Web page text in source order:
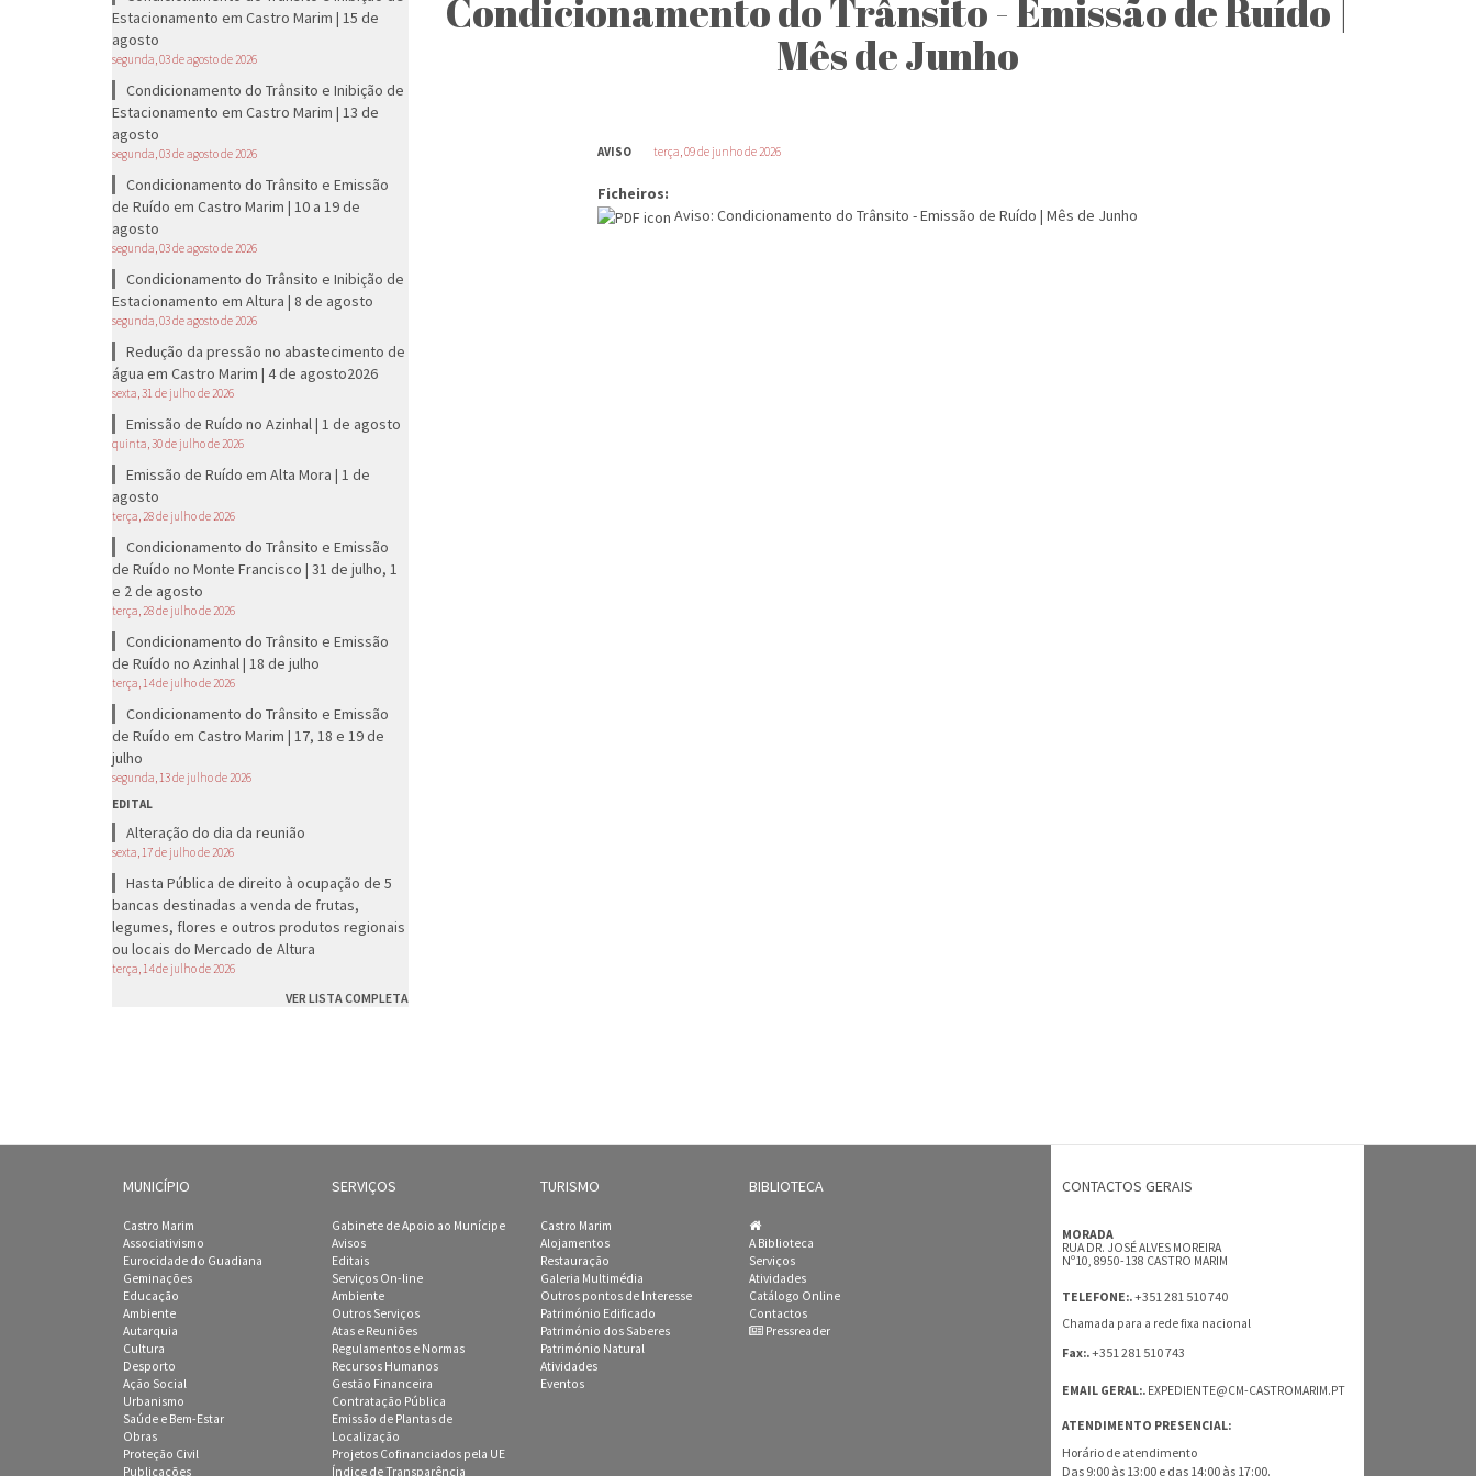
Estacionamento em Castro Marim | 15 de
agosto
segunda, 03 de agosto de 2026
Condicionamento do Trânsito e Inibição de
Estacionamento em Castro Marim | 13 de
agosto
segunda, 03 de agosto de 2026
Condicionamento do Trânsito e Emissão
de Ruído em Castro Marim | 10 a 19 de
agosto
segunda, 03 de agosto de 2026
Condicionamento do Trânsito e Inibição de
Estacionamento em Altura | 8 de agosto
segunda, 03 de agosto de 2026
Redução da pressão no abastecimento de
água em Castro Marim | 4 de agosto2026
sexta, 31 de julho de 2026
Emissão de Ruído no Azinhal | 1 de agosto
quinta, 30 de julho de 2026
Emissão de Ruído em Alta Mora | 1 de
agosto
terça, 28 de julho de 2026
Condicionamento do Trânsito e Emissão
de Ruído no Monte Francisco | 31 de julho, 1
e 2 de agosto
terça, 28 de julho de 2026
Condicionamento do Trânsito e Emissão
de Ruído no Azinhal | 18 de julho
terça, 14 de julho de 2026
Condicionamento do Trânsito e Emissão
de Ruído em Castro Marim | 17, 18 e 19 de
julho
segunda, 13 de julho de 2026
EDITAL
Alteração do dia da reunião
sexta, 17 de julho de 2026
Hasta Pública de direito à ocupação de 5
bancas destinadas a venda de frutas,
legumes, flores e outros produtos regionais
ou locais do Mercado de Altura
terça, 14 de julho de 2026
VER LISTA COMPLETA
Condicionamento do Trânsito - Emissão de Ruído |
Mês de Junho
AVISO terça, 09 de junho de 2026
Ficheiros:
Aviso: Condicionamento do Trânsito - Emissão de Ruído | Mês de Junho
MUNICÍPIO
Castro Marim
Associativismo
Eurocidade do Guadiana
Geminações
Educação
Ambiente
Autarquia
Cultura
Desporto
Ação Social
Urbanismo
Saúde e Bem-Estar
Obras
Proteção Civil
Publicações
SERVIÇOS
Gabinete de Apoio ao Munícipe
Avisos
Editais
Serviços On-line
Ambiente
Outros Serviços
Atas e Reuniões
Regulamentos e Normas
Recursos Humanos
Gestão Financeira
Contratação Pública
Emissão de Plantas de
Localização
Projetos Cofinanciados pela UE
Índice de Transparência
TURISMO
Castro Marim
Alojamentos
Restauração
Galeria Multimédia
Outros pontos de Interesse
Património Edificado
Património dos Saberes
Património Natural
Atividades
Eventos
BIBLIOTECA
A Biblioteca
Serviços
Atividades
Catálogo Online
Contactos
Pressreader
CONTACTOS GERAIS
MORADA
RUA DR. JOSÉ ALVES MOREIRA
Nº10, 8950-138 CASTRO MARIM
TELEFONE:.+351 281 510 740
Chamada para a rede fixa nacional
Fax:.+351 281 510 743
EMAIL GERAL:. EXPEDIENTE@CM-CASTROMARIM.PT
ATENDIMENTO PRESENCIAL:
Horário de atendimento
Das 9:00 às 13:00 e das 14:00 às 17:00.